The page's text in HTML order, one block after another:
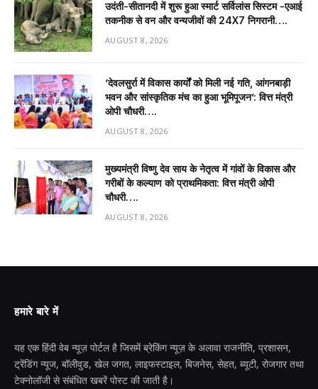
उदंती-सीतानदी में शुरू हुआ स्मार्ट सर्विलांस सिस्टम -एआई
तकनीक से वन और वन्यजीवों की 24X7 निगरानी….
AUGUST 8, 2026
’देवलसुर्रा में विकास कार्यों को मिली नई गति, आंगनबाड़ी
भवन और सांस्कृतिक मंच का हुआ भूमिपूजन’: वित्त मंत्री
ओपी चौधरी….
AUGUST 8, 2026
मुख्यमंत्री विष्णु देव साय के नेतृत्व में गांवों के विकास और
गरीबों के कल्याण को प्राथमिकता: वित्त मंत्री ओपी
चौधरी….
AUGUST 8, 2026
हमारे बारे में
यह एक हिंदी वेब न्यूज़ पोर्टल है जिसमें ब्रेकिंग न्यूज़ के अलावा राजनीति, प्रशासन,
ट्रेंडिंग न्यूज, बॉलीवुड, खेल जगत, लाइफस्टाइल, बिजनेस, सेहत, ब्यूटी, रोजगार तथा
टेक्नोलॉजी से संबंधित खबरें पोस्ट की जाती है।